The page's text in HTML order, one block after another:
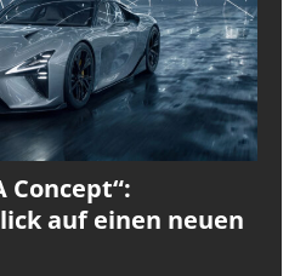
Concept“:
auf einen neuen